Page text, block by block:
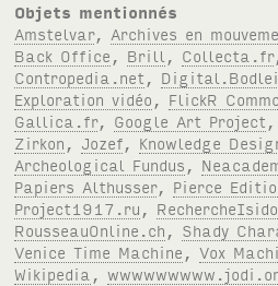
Objets mentionnés
Amstelvar, Archives en
Back Office , Brill , Collecta.fr
Contropedia.net ,
Exploration vidéo , FlickR
Gallica.fr, Google Art Project ,
Zirkon , Jozef, Knowledge
Archeological Fundus ,
Papiers Althusser, Pierce
Project1917.ru ,
RousseauOnline.ch , Shady
Venice Time Machine ,Vox
Wikipedia ,